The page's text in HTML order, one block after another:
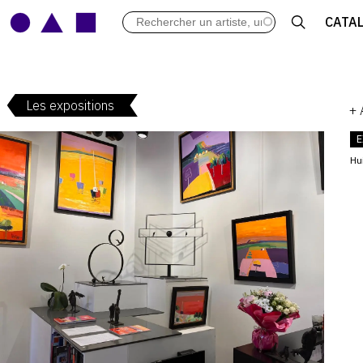
ARCHIVES DES EXPOSITIONS
Les expositions +